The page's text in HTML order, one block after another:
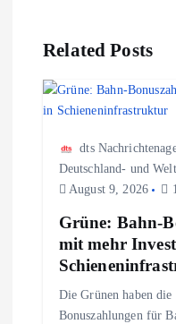
n
a
Related Posts
dts
Deutschland- und
August 9, 2026
Grüne: Bahn-
mit mehr
Die Grünen haben
Bonuszahlungen für